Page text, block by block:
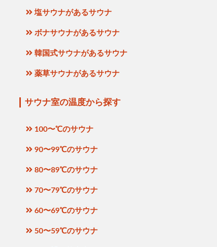
塩サウナがあるサウナ
ボナサウナがあるサウナ
韓国式サウナがあるサウナ
薬草サウナがあるサウナ
サウナ室の温度から探す
100〜℃のサウナ
90〜99℃のサウナ
80〜89℃のサウナ
70〜79℃のサウナ
60〜69℃のサウナ
50〜59℃のサウナ